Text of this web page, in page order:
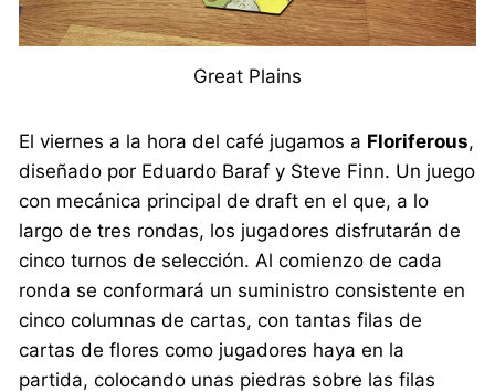
Great Plains
El viernes a la hora del café jugamos a Floriferous,
diseñado por Eduardo Baraf y Steve Finn. Un juego
con mecánica principal de draft en el que, a lo
largo de tres rondas, los jugadores disfrutarán de
cinco turnos de selección. Al comienzo de cada
ronda se conformará un suministro consistente en
cinco columnas de cartas, con tantas filas de
cartas de flores como jugadores haya en la
partida, colocando unas piedras sobre las filas